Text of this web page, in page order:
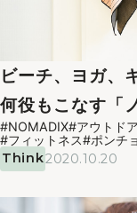
ビーチ、ヨガ、
何役もこなす「
#NOMADIX#アウトドア
#フィットネス#ポンチョ
Think2020.10.20